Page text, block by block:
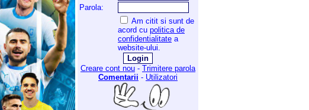
Parola:
Am citit si sunt de
acord cu politica de
confidentialitate a
website-ului.
Creare cont nou - Trimitere parola
Comentarii - Utilizatori